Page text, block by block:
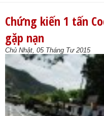
Chứng kiến 1 tấn
gặp nạn
Chủ Nhật, 05 Tháng Tư 2015